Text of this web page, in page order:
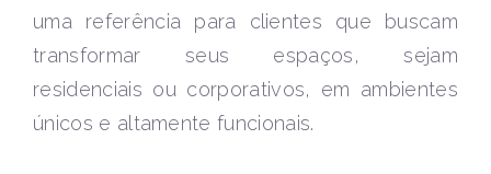
uma referência para clientes que buscam
transformar seus espaços, sejam
residenciais ou corporativos, em ambientes
únicos e altamente funcionais.